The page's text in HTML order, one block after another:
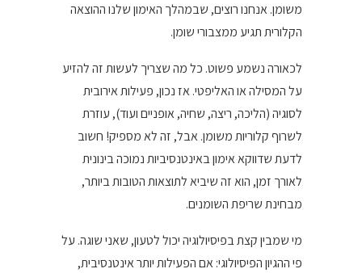
משומן. אנחנו רוצים, שבמהלך האימון שלנו ההוצאה
הקלורית תגיע ממצבורי שומן.
לכאורה נשמע פשוט. כל מה שצריך לעשות זה להזיע
על המסילה או האליפטי. אז נכון, פעילות אירובית
לסוגיה (הליכה, ריצה, שחיה, אופניים ועוד), עוזרת
לשרוף קלוריות משומן. אבל, זה לא מספיק! חשוב
לדעת שדווקא אימון באינטנסיביות נמוכה בינונית
לאורך זמן, הוא זה שיביא לתוצאות הטובות ביותר,
מבחינת שריפת השומנים.
מי שמבין קצת בפיסיולוגיה יכול לטעון, שאני שוגה. על
פי ההגיון הפיסיולוגי: אם הפעילות יותר אינטנסיבית,